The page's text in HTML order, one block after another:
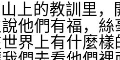
上的教訓里
他們有福，
界上有什麼